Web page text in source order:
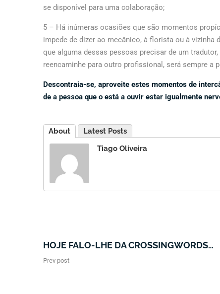
se disponível para uma colaboração;
5 – Há inúmeras ocasiões que são momentos
impede de dizer ao mecânico, à florista ou à vizinha
que alguma dessas pessoas precisar de um
reencaminhe para outro profissional, será sempre a
Descontraia-se, aproveite estes momentos de
de a pessoa que o está a ouvir estar igualmente
About
Latest Posts
Tiago Oliveira
HOJE FALO-LHE DA CROSSINGWORDS…
Prev post